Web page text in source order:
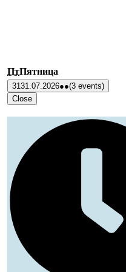
ПтПятница
3131.07.2026●●(3 events)
Close